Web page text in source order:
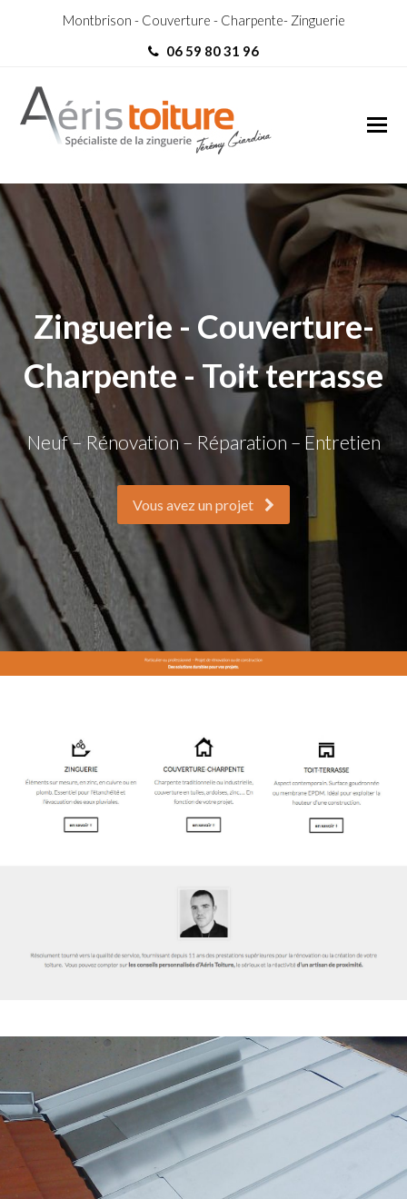
Montbrison - Couverture - Charpente- Zinguerie
06 59 80 31 96
Zinguerie - Couverture-
Charpente - Toit terrasse
Neuf – Rénovation – Réparation – Entretien
Vous avez un projet